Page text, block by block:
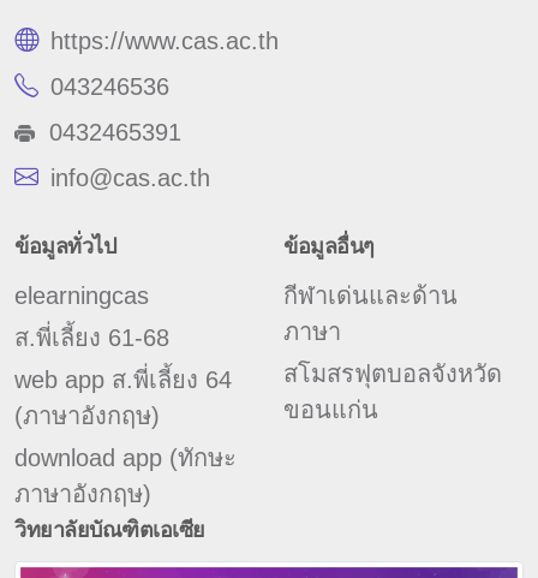
https://www.cas.ac.th
043246536
0432465391
info@cas.ac.th
ข้อมูลทั่วไป
elearningcas
ส.พี่เลี้ยง 61-68
web app ส.พี่เลี้ยง 64
(ภาษาอังกฤษ)
download app (ทักษะ
ภาษาอังกฤษ)
ข้อมูลอื่นๆ
กีฬาเด่นและด้าน
ภาษา
สโมสรฟุตบอลจังหวัด
ขอนแก่น
วิทยาลัยบัณฑิตเอเซีย